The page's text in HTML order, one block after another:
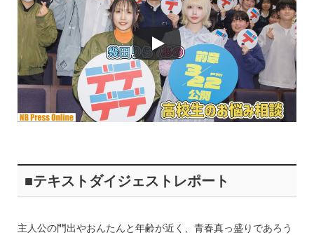
■テキストダイジェストレポート
主人公の門出やおんたんと年齢が近く、青春真っ盛りであろう